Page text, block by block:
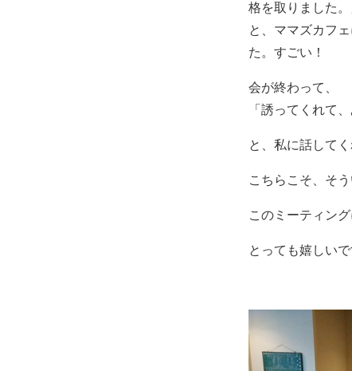
格を取りました。
と、ママズカフ
た。すごい！
会が終わって、
「誘ってくれて
と、私に話してく
こちらこそ、そ
このミーティン
とっても嬉しいで